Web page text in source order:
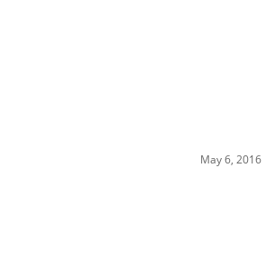
May 6, 2016